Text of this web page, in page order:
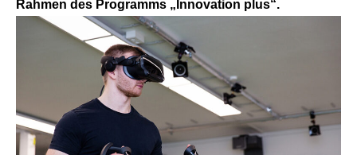
Rahmen des Programms „Innovation plus“.